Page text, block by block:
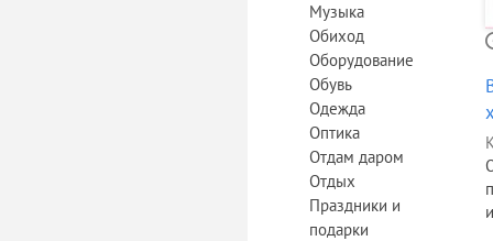
Музыка
Обиход
Оборудование
Обувь
Одежда
Оптика
Отдам даром
Отдых
Праздники и
подарки